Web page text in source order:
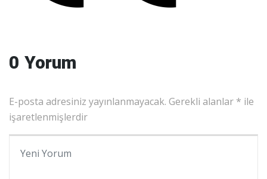
0 Yorum
E-posta adresiniz yayınlanmayacak. Gerekli alanlar * ile
işaretlenmişlerdir